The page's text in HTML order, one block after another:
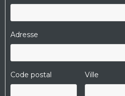
Adresse
Code postal Ville